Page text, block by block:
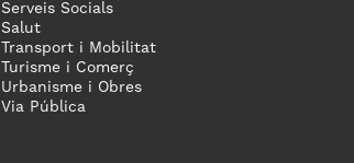
Serveis Socials
Salut
Transport i Mobilitat
Turisme i Comerç
Urbanisme i Obres
Via Pública